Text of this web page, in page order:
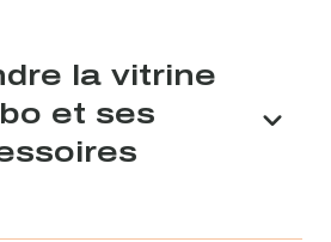
la vitrine
et ses